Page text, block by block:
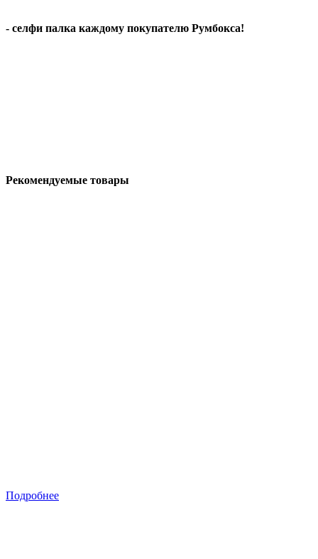
- селфи палка каждому покупателю Румбокса!
Рекомендуемые товары
Подробнее